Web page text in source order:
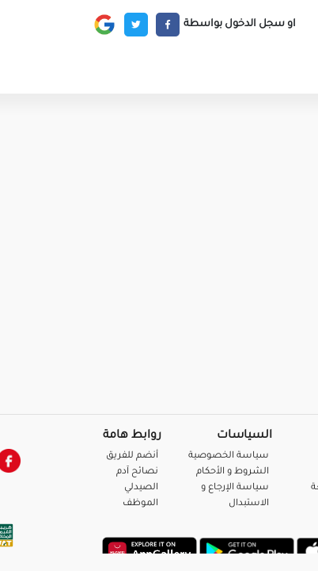
او سجل الدخول بواسطة
السياسات
سياسة الخصوصية
الشروط و الأحكام
سياسة الإرجاع و
الاستبدال
روابط هامة
أنضم للفريق
نصائح آدم
الصيدلي
الموظف